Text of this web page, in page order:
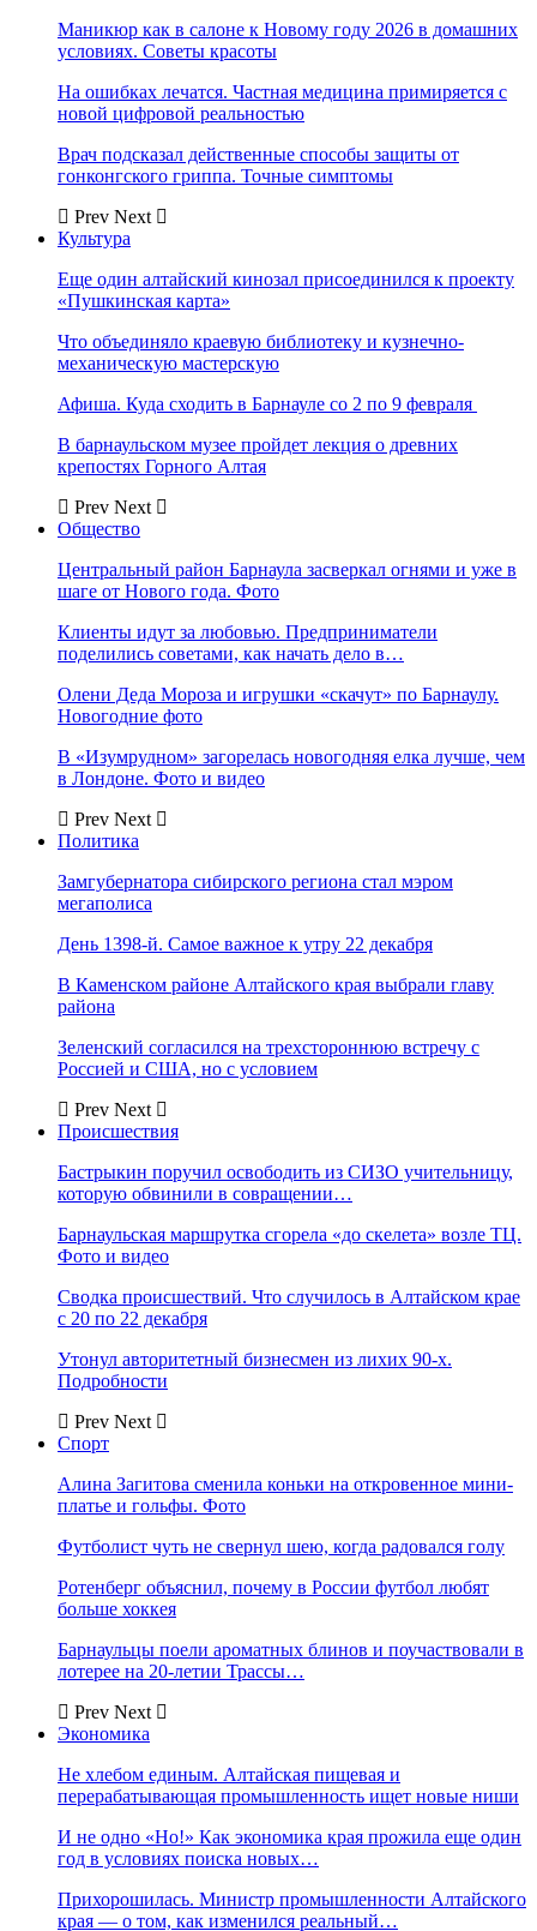
Маникюр как в салоне к Новому году 2026 в домашних
условиях. Советы красоты
На ошибках лечатся. Частная медицина примиряется с
новой цифровой реальностью
Врач подсказал действенные способы защиты от
гонконгского гриппа. Точные симптомы
Prev Next
Культура
Еще один алтайский кинозал присоединился к проекту
«Пушкинская карта»
Что объединяло краевую библиотеку и кузнечно-
механическую мастерскую
Афиша. Куда сходить в Барнауле со 2 по 9 февраля
В барнаульском музее пройдет лекция о древних
крепостях Горного Алтая
Prev Next
Общество
Центральный район Барнаула засверкал огнями и уже в
шаге от Нового года. Фото
Клиенты идут за любовью. Предприниматели
поделились советами, как начать дело в…
Олени Деда Мороза и игрушки «скачут» по Барнаулу.
Новогодние фото
В «Изумрудном» загорелась новогодняя елка лучше, чем
в Лондоне. Фото и видео
Prev Next
Политика
Замгубернатора сибирского региона стал мэром
мегаполиса
День 1398-й. Самое важное к утру 22 декабря
В Каменском районе Алтайского края выбрали главу
района
Зеленский согласился на трехстороннюю встречу с
Россией и США, но с условием
Prev Next
Происшествия
Бастрыкин поручил освободить из СИЗО учительницу,
которую обвинили в совращении…
Барнаульская маршрутка сгорела «до скелета» возле ТЦ.
Фото и видео
Сводка происшествий. Что случилось в Алтайском крае
с 20 по 22 декабря
Утонул авторитетный бизнесмен из лихих 90-х.
Подробности
Prev Next
Спорт
Алина Загитова сменила коньки на откровенное мини-
платье и гольфы. Фото
Футболист чуть не свернул шею, когда радовался голу
Ротенберг объяснил, почему в России футбол любят
больше хоккея
Барнаульцы поели ароматных блинов и поучаствовали в
лотерее на 20-летии Трассы…
Prev Next
Экономика
Не хлебом единым. Алтайская пищевая и
перерабатывающая промышленность ищет новые ниши
И не одно «Но!» Как экономика края прожила еще один
год в условиях поиска новых…
Прихорошилась. Министр промышленности Алтайского
края — о том, как изменился реальный…